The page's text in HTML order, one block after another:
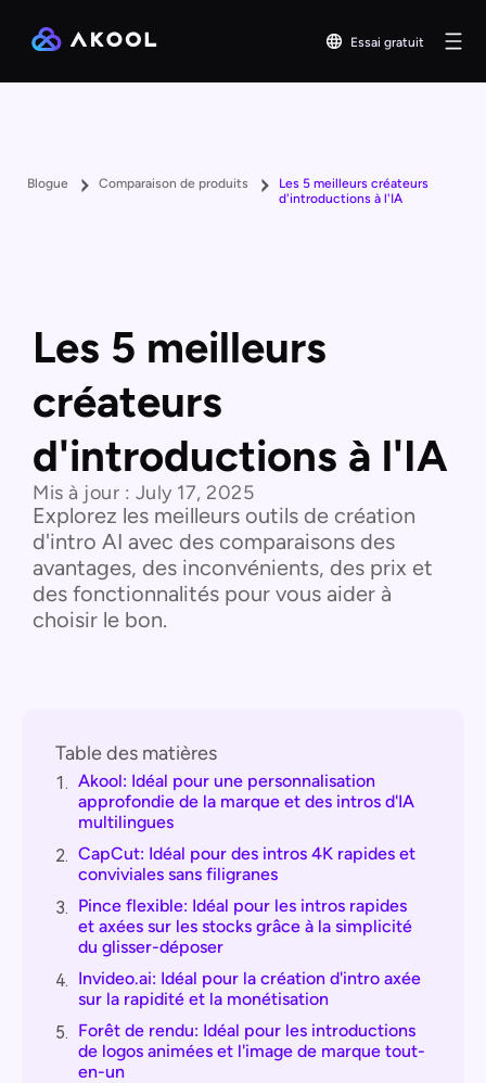
Essai gratuit
Blogue Comparaison de produits
Les 5 meilleurs créateurs
d'introductions à l'IA
Les 5 meilleurs
créateurs
d'introductions à l'IA
Mis à jour : July 17, 2025
Explorez les meilleurs outils de création
d'intro AI avec des comparaisons des
avantages, des inconvénients, des prix et
des fonctionnalités pour vous aider à
choisir le bon.
Table des matières
1. Akool: Idéal pour une personnalisation
approfondie de la marque et des intros d'IA
multilingues
2. CapCut: Idéal pour des intros 4K rapides et
conviviales sans filigranes
3. Pince flexible: Idéal pour les intros rapides
et axées sur les stocks grâce à la simplicité
du glisser-déposer
4. Invideo.ai: Idéal pour la création d'intro axée
sur la rapidité et la monétisation
5. Forêt de rendu: Idéal pour les introductions
de logos animées et l'image de marque tout-
en-un